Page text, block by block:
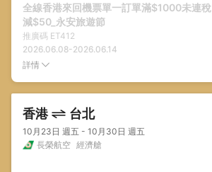
全線香港來回機票單一訂單滿$1000未連稅
減$50_永安旅遊節
推廣碼 ET412
2026.06.08-2026.06.14
詳情
香港 台北
10月23日 週五 - 10月30日 週五
長榮航空 經濟艙